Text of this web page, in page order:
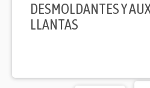
DESMOLDANTES Y
LLANTAS